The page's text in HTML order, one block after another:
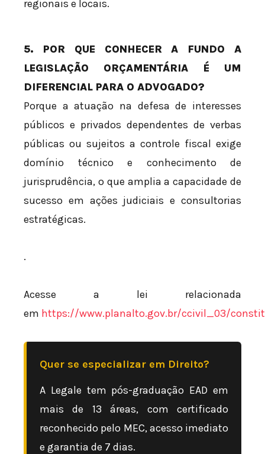
regionais e locais.
5. POR QUE CONHECER A FUNDO A
LEGISLAÇÃO ORÇAMENTÁRIA É UM
DIFERENCIAL PARA O ADVOGADO?
Porque a atuação na defesa de interesses
públicos e privados dependentes de verbas
públicas ou sujeitos a controle fiscal exige
domínio técnico e conhecimento de
jurisprudência, o que amplia a capacidade de
sucesso em ações judiciais e consultorias
estratégicas.
.
Acesse a lei relacionada
em https://www.planalto.gov.br/ccivil_03/
Quer se especializar em Direito?
A Legale tem pós-graduação EAD em
mais de 13 áreas, com certificado
reconhecido pelo MEC, acesso imediato
e garantia de 7 dias.